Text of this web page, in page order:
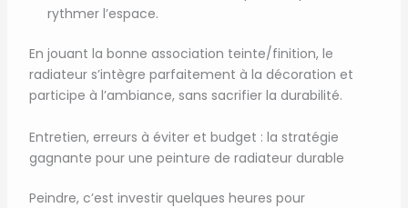
rythmer l’espace.
En jouant la bonne association teinte/finition, le
radiateur s’intègre parfaitement à la décoration et
participe à l’ambiance, sans sacrifier la durabilité.
Entretien, erreurs à éviter et budget : la stratégie
gagnante pour une peinture de radiateur durable
Peindre, c’est investir quelques heures pour